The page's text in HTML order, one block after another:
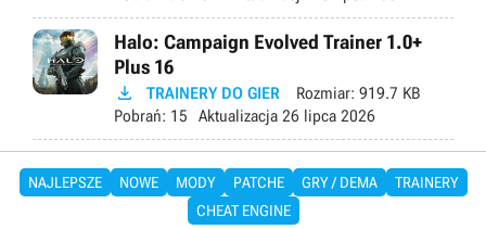
Halo: Campaign Evolved Trainer 1.0+
Plus 16
 TRAINERY DO GIER Rozmiar: 919.7 KB
Pobrań: 15 Aktualizacja 26 lipca 2026
NAJLEPSZE NOWE MODY PATCHE GRY / DEMA
TRAINERY
CHEAT ENGINE